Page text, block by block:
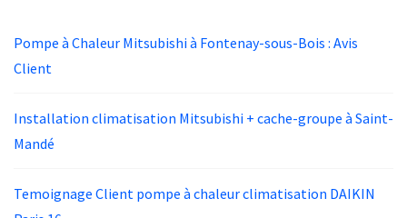
Pompe à Chaleur Mitsubishi à Fontenay-sous-Bois : Avis
Client
Installation climatisation Mitsubishi + cache-groupe à Saint-
Mandé
Temoignage Client pompe à chaleur climatisation DAIKIN